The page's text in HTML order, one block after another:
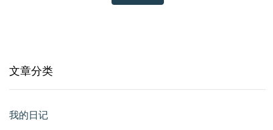
文章分类
我的日记